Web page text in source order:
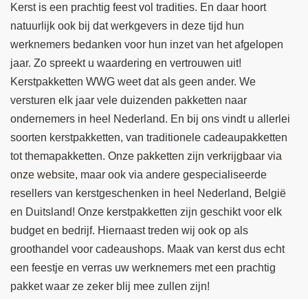
Kerst is een prachtig feest vol tradities. En daar hoort
natuurlijk ook bij dat werkgevers in deze tijd hun
werknemers bedanken voor hun inzet van het afgelopen
jaar. Zo spreekt u waardering en vertrouwen uit!
Kerstpakketten WWG weet dat als geen ander. We
versturen elk jaar vele duizenden pakketten naar
ondernemers in heel Nederland. En bij ons vindt u allerlei
soorten kerstpakketten, van traditionele cadeaupakketten
tot themapakketten. Onze pakketten zijn verkrijgbaar via
onze website, maar ook via andere gespecialiseerde
resellers van kerstgeschenken in heel Nederland, België
en Duitsland! Onze kerstpakketten zijn geschikt voor elk
budget en bedrijf. Hiernaast treden wij ook op als
groothandel voor cadeaushops. Maak van kerst dus echt
een feestje en verras uw werknemers met een prachtig
pakket waar ze zeker blij mee zullen zijn!